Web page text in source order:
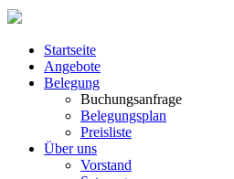
Startseite
Angebote
Belegung
Buchungsanfrage
Belegungsplan
Preisliste
Über uns
Vorstand